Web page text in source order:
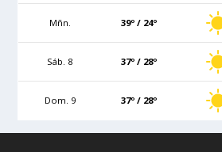
Mñn. 39º / 24º
Sáb. 8 37º / 28º
Dom. 9 37º / 28º